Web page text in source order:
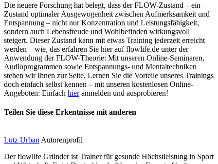
Die neuere Forschung hat belegt, dass der FLOW-Zustand – ein
Zustand optimaler Ausgewogenheit zwischen Aufmerksamkeit und
Entspannung – nicht nur Konzentration und Leistungsfähigkeit,
sondern auch Lebensfreude und Wohlbefinden wirkungsvoll
steigert. Dieser Zustand kann mit etwas Training jederzeit erreicht
werden – wie, das erfahren Sie hier auf flowlife.de unter der
Anwendung der FLOW-Theorie: Mit unseren Online-Seminaren,
Audioprogrammen sowie Entspannungs- und Mentaltechniken
stehen wir Ihnen zur Seite. Lernen Sie die Vorteile unseres Trainings
doch einfach selbst kennen – mit unseren kostenlosen Online-
Angeboten: Einfach hieranmelden und ausprobieren!
Teilen Sie diese Erkentnisse mit anderen
Lutz Urban Autorenprofil
Der flowlife Gründer ist Trainer für gesunde Höchstleistung in Sport